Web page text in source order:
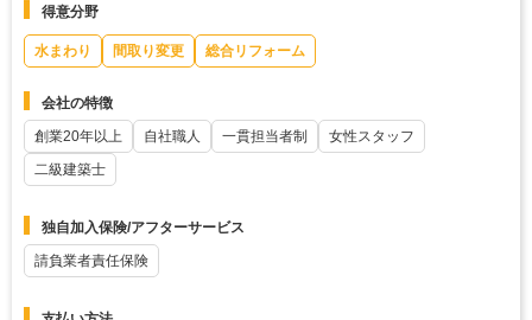
得意分野
水まわり 間取り変更 総合リフォーム
会社の特徴
創業20年以上
自社職人 一貫担当者制
女性スタッフ
二級建築士
独自加入保険/アフターサービス
請負業者責任保険